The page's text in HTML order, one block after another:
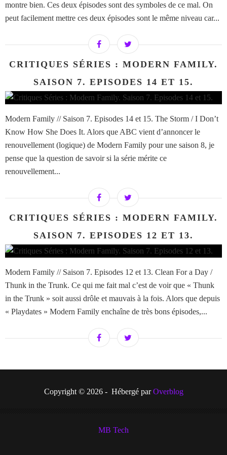
montre bien. Ces deux épisodes sont des symboles de ce mal. On
peut facilement mettre ces deux épisodes sont le même niveau car...
CRITIQUES SÉRIES : MODERN FAMILY.
SAISON 7. EPISODES 14 ET 15.
Modern Family // Saison 7. Episodes 14 et 15. The Storm / I Don’t
Know How She Does It. Alors que ABC vient d’annoncer le
renouvellement (logique) de Modern Family pour une saison 8, je
pense que la question de savoir si la série mérite ce
renouvellement...
CRITIQUES SÉRIES : MODERN FAMILY.
SAISON 7. EPISODES 12 ET 13.
Modern Family // Saison 7. Episodes 12 et 13. Clean For a Day /
Thunk in the Trunk. Ce qui me fait mal c’est de voir que « Thunk
in the Trunk » soit aussi drôle et mauvais à la fois. Alors que depuis
« Playdates » Modern Family enchaîne de très bons épisodes,...
Copyright © 2026 - Hébergé parOverblog
MB Tech